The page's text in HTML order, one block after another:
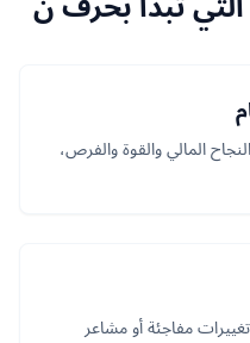
المالي والقوة والفرص،
مفاجئة أو مشاعر